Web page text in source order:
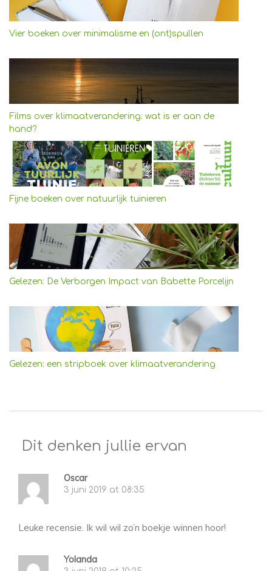
Vier boeken over minimalisme en (ont)spullen
Films over klimaatverandering: wat is er aan de
hand?
Fijne boeken over natuurlijk tuinieren
Gelezen: De Verborgen Impact van Babette Porcelijn
Gelezen: een stripboek over klimaatverandering
Dit denken jullie ervan
Oscar
3 juni 2019 at 08:35
Leuke recensie. Ik wil wil zo’n boekje winnen hoor!
Yolanda